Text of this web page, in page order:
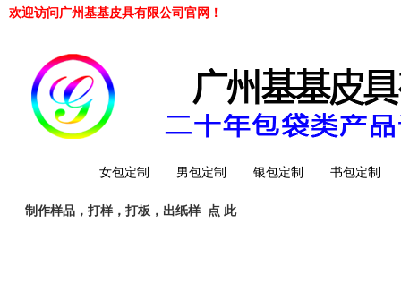
欢迎访问广州基基皮具有限公司官网！
女包定制 男包定制 银包定制 书包定制
工厂简介
制作样品，打样，打板，出纸样 点 此